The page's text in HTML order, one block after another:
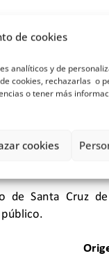
de cookies
analíticos y de
cookies, rechazarlas o
o tener más
cookies